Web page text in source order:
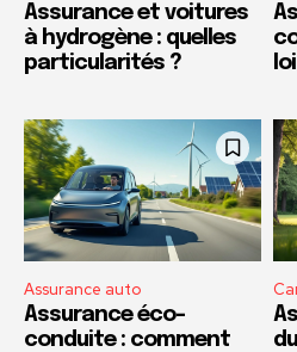
Assurance et voitures
à hydrogène : quelles
particularités ?
Assurance auto
Assurance éco-
conduite : comment